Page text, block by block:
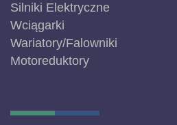
Silniki Elektryczne
Wciągarki
Wariatory/Falowniki
Motoreduktory